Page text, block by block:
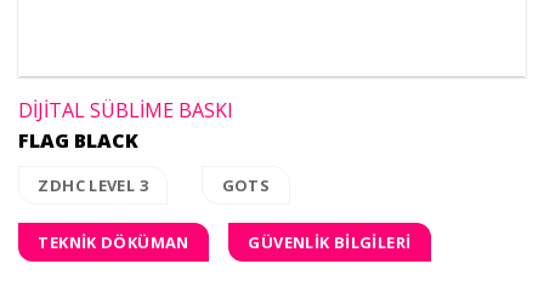
DİJİTAL SÜBLİME BASKI
FLAG BLACK
ZDHC LEVEL 3 GOTS
TEKNİK DÖKÜMAN GÜVENLİK BİLGİLERİ